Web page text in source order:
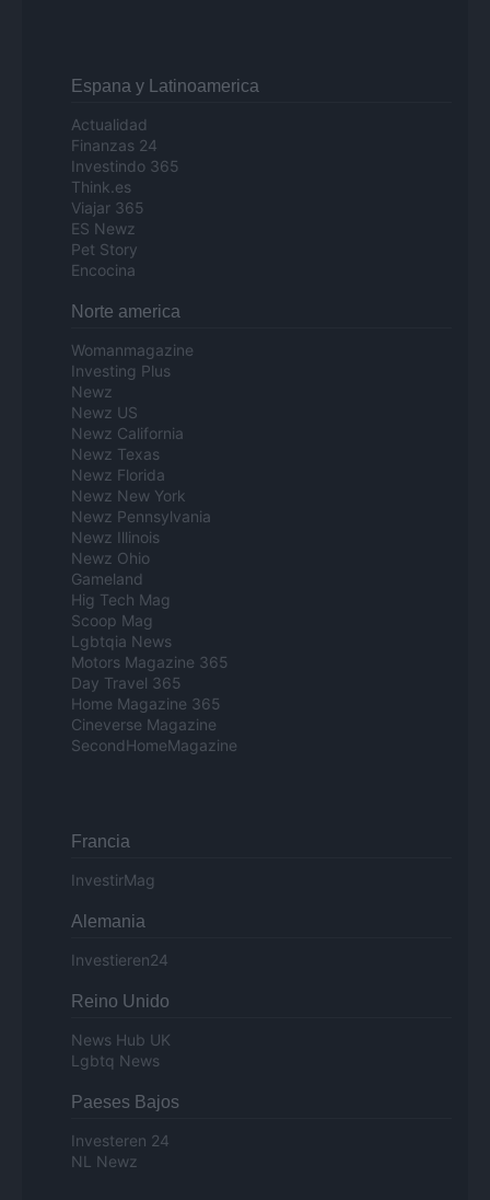
Espana y Latinoamerica
Actualidad
Finanzas 24
Investindo 365
Think.es
Viajar 365
ES Newz
Pet Story
Encocina
Norte america
Womanmagazine
Investing Plus
Newz
Newz US
Newz California
Newz Texas
Newz Florida
Newz New York
Newz Pennsylvania
Newz Illinois
Newz Ohio
Gameland
Hig Tech Mag
Scoop Mag
Lgbtqia News
Motors Magazine 365
Day Travel 365
Home Magazine 365
Cineverse Magazine
SecondHomeMagazine
Francia
InvestirMag
Alemania
Investieren24
Reino Unido
News Hub UK
Lgbtq News
Paeses Bajos
Investeren 24
NL Newz